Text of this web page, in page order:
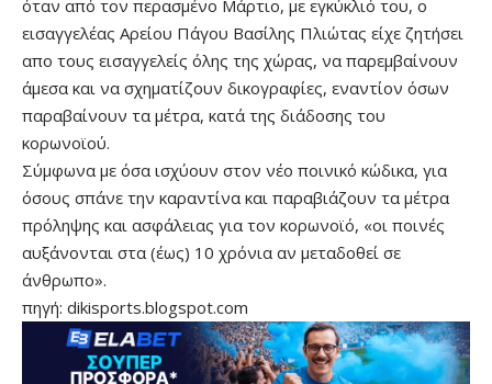
όταν από τον περασμένο Μάρτιο, με εγκύκλιό του, ο
εισαγγελέας Αρείου Πάγου Βασίλης Πλιώτας είχε ζητήσει
απο τους εισαγγελείς όλης της χώρας, να παρεμβαίνουν
άμεσα και να σχηματίζουν δικογραφίες, εναντίον όσων
παραβαίνουν τα μέτρα, κατά της διάδοσης του
κορωνοϊού.
Σύμφωνα με όσα ισχύουν στον νέο ποινικό κώδικα, για
όσους σπάνε την καραντίνα και παραβιάζουν τα μέτρα
πρόληψης και ασφάλειας για τον κορωνοϊό, «οι ποινές
αυξάνονται στα (έως) 10 χρόνια αν μεταδοθεί σε
άνθρωπο».
πηγή: dikisports.blogspot.com